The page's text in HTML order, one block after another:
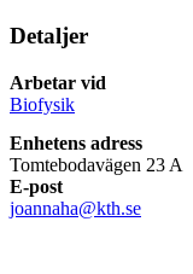
Detaljer
Arbetar vid
Biofysik
Enhetens adress
Tomtebodavägen 23 A
E-post
joannaha@kth.se